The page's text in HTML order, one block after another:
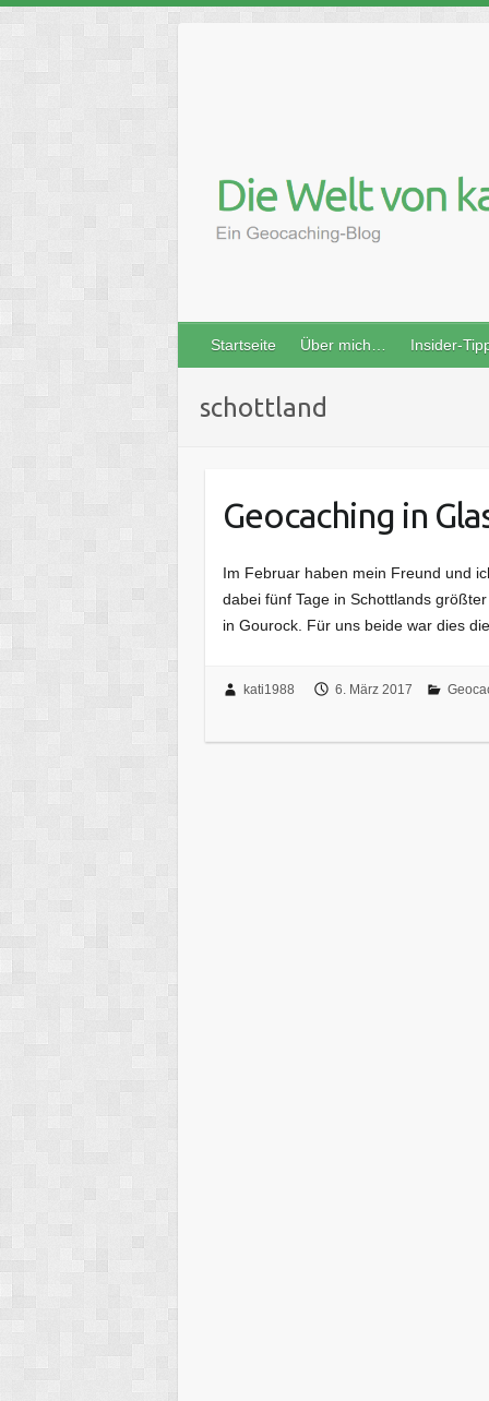
content
Startseite Über mich… Insider-
schottland
Geocaching in
Im Februar haben mein Freund und
dabei fünf Tage in Schottlands
in Gourock. Für uns beide war dies
kati1988 6. März 2017